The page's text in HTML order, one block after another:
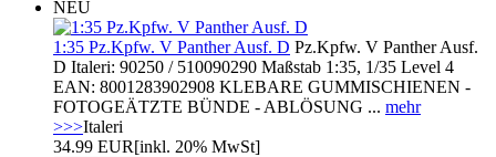
NEU
1:35 Pz.Kpfw. V Panther Ausf. D Pz.Kpfw. V Panther Ausf.
D Italeri: 90250 / 510090290 Maßstab 1:35, 1/35 Level 4
EAN: 8001283902908 KLEBARE GUMMISCHIENEN -
FOTOGEÄTZTE BÜNDE - ABLÖSUNG ... mehr
>>>Italeri
34.99 EUR[inkl. 20% MwSt]